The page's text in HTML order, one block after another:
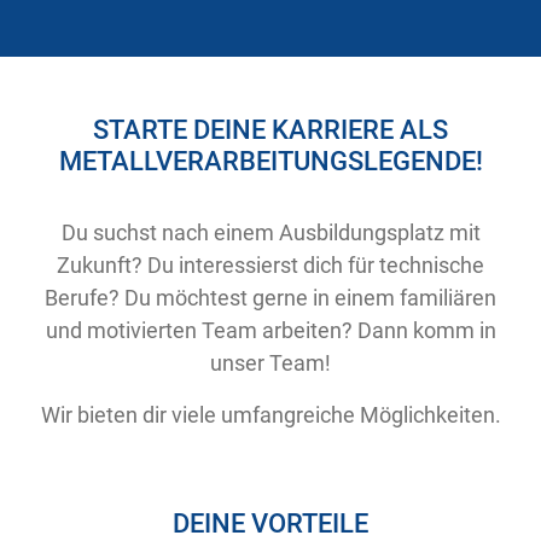
STARTE DEINE KARRIERE ALS
METALLVERARBEITUNGSLEGENDE!
Du suchst nach einem Ausbildungsplatz mit
Zukunft? Du interessierst dich für technische
Berufe? Du möchtest gerne in einem familiären
und motivierten Team arbeiten? Dann komm in
unser Team!
Wir bieten dir viele umfangreiche Möglichkeiten.
DEINE VORTEILE